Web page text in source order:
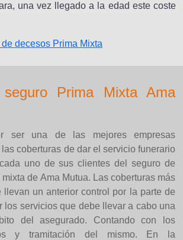
una vez llegado a la edad este coste
decesos Prima Mixta
seguro Prima Mixta Ama
ser una de las mejores empresas
coberturas de dar el servicio funerario
uno de sus clientes del seguro de
de Ama Mutua. Las coberturas más
un anterior control por la parte de
los servicios que debe llevar a cabo una
del asegurado. Contando con los
y tramitación del mismo. En la